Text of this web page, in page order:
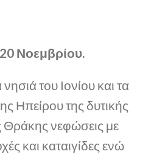
Νοεμβρίου.
του Ιονίου και τα
Ηπείρου της δυτικής
Θράκης νεφώσεις με
και καταιγίδες ενώ